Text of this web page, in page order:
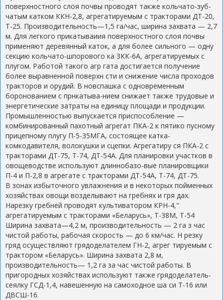
поверхностного слоя почвы проводят также кольчато-зуб-
чатым катком ККН-2,8, агрегатируемым с тракторами ДТ-20,
Т-25. Производительность—1,5 га/час, ширина захвата — 2,7
м. Для легкого прикатываиия поверхностного слоя почвы
применяют деревянный каток, а для более сильного — одну
секцию кольчато-шпорового ка ЗКК-6А, агрегатируемых с
плугом. Работой такого агр гата достигается получение
более выравненной поверхн сти и снижение числа проходов
тракторов и орудий. В новспашка с одновременным
боронованием с прнкатыва-нием снижает также трудовые и
энергетические затраты на единицу площади и продукции.
Промышленностью выпускается приспособление —
комбинированный пахотный агрегат ПКА-2 к пятико пусному
прицепному плугу П-5-35МГА, состоящее катка-
комкодавителя, волокушки и сцепки. Агрегатиру ся ПКА-2 с
тракторами ДТ-75, Т-74, ДТ-54А. Для планировки участков в
овощеводстве используют длиннобазо-вые планировщики
П-4 и П-2,8 в агрегате с тракторами ДТ-54А, Т-74, ДТ-75.
В зонах избыточного увлажнения и в некоторых пойменных
хозяйствах овощи возделывают на гребнях и гря дах.
Нарезку гребней проводят культиватором КРН-4,"
агрегатируемым с тракторами «Беларусь», Т-38М, Т-54
Ширина захвата—4,2 м, производительность — 2 га з час
чистой работы, рабочая скорость — до 6 км/час. Н резку
гряд осуществляют грядоделателем ГН-2, агрег тируемым с
трактором «Беларусь». Ширина захвата 2,8 м,
производительность— 1,2 га за час чистой работы. В
пригородных хозяйствах используют также грядоделатель-
сеялку ГСД-1,4, навешенную на самоходное ша си Т-16 или
ДВСШ-16.